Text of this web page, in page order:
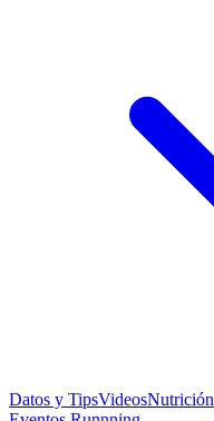
Datos y TipsVideosNutrición